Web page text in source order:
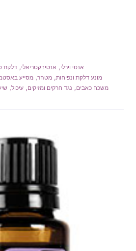
אנטי וירלי, אנטיבקטריאלי, דלקת
מונע דלקת ונפיחות, מטהר, מסייע
משכח כאבים, נגד חרקים ומזיקים, עיכול,